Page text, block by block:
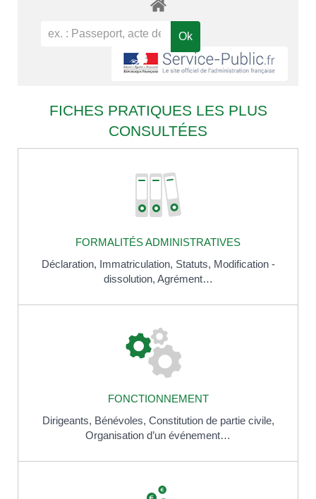
FICHES PRATIQUES LES PLUS
CONSULTÉES
FORMALITÉS ADMINISTRATIVES
Déclaration, Immatriculation, Statuts, Modification -
dissolution, Agrément…
FONCTIONNEMENT
Dirigeants, Bénévoles, Constitution de partie civile,
Organisation d’un événement…